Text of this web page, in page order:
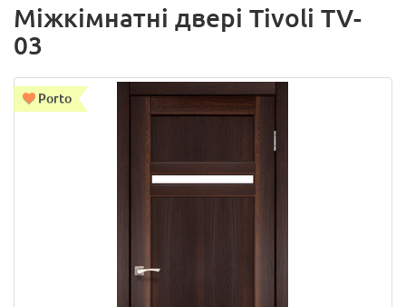
Міжкімнатні двері Tivoli TV-
03
Porto